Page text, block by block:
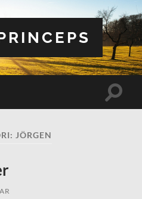
Slå
JÖRGEN